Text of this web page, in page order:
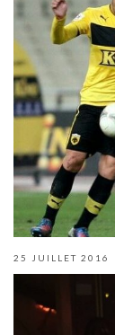
25 JUILLET 2016